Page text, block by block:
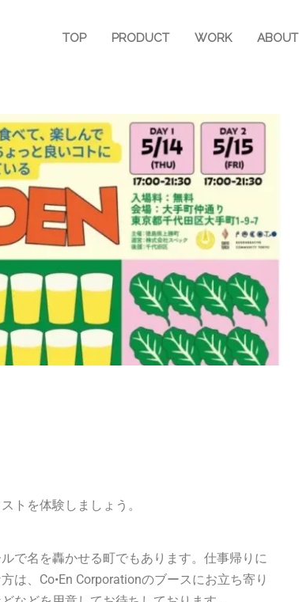
TOP PRODUCT WORK ABOUT
トを体験しましょう。
で名を轟かせる町でもあります。仕事帰りに
は、Co•En Corporationのブースにお立ち寄り